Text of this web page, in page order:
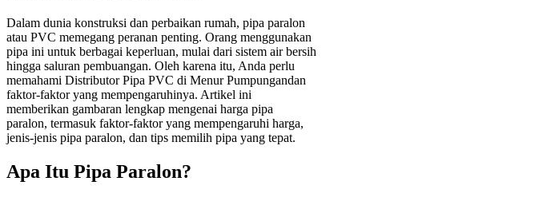
Dalam dunia konstruksi dan perbaikan rumah, pipa paralon
atau PVC memegang peranan penting. Orang menggunakan
pipa ini untuk berbagai keperluan, mulai dari sistem air bersih
hingga saluran pembuangan. Oleh karena itu, Anda perlu
memahami Distributor Pipa PVC di Menur Pumpungandan
faktor-faktor yang mempengaruhinya. Artikel ini
memberikan gambaran lengkap mengenai harga pipa
paralon, termasuk faktor-faktor yang mempengaruhi harga,
jenis-jenis pipa paralon, dan tips memilih pipa yang tepat.
Apa Itu Pipa Paralon?